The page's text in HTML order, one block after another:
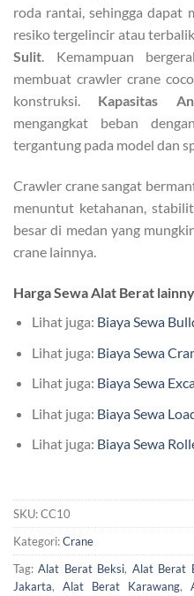
roda rantai, sehingga dapat
resiko tergelincir atau
Sulit. Kemampuan
membuat crawler crane
konstruksi. Kapasitas
mengangkat beban
tergantung pada model dan
Crawler crane sangat
menuntut ketahanan,
besar di medan yang
crane lainnya.
Harga Sewa Alat Berat
Lihat juga: Biaya Sewa
Lihat juga: Biaya Sewa
Lihat juga: Biaya Sewa
Lihat juga: Biaya Sewa
Lihat juga: Biaya Sewa
SKU:CC10
Kategori:Crane
Tag:Alat Berat Beksi, Alat Berat
Jakarta, Alat Berat Karawang,